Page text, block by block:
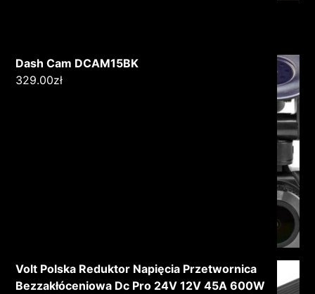
Dash Cam DCAM15BK
329.00zł
Volt Polska Reduktor Napięcia Przetwornica
Bezzakłóceniowa Dc Pro 24V 12V 45A 600W